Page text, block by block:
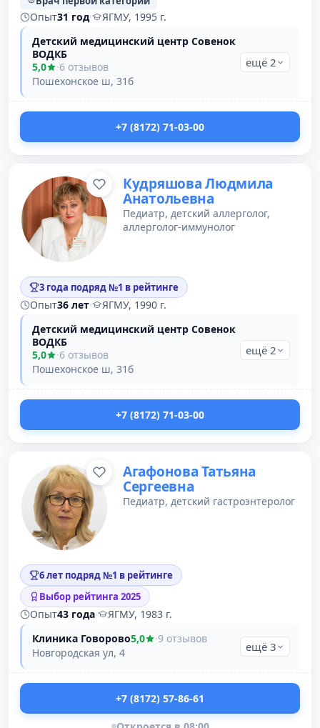
Опыт31 год·
ЯГМУ, 1995 г.
Детский медицинский центр Совенок
ВОДКБ
5,0
·6 отзывов
Пошехонское ш, 31б
ещё 2
+7 (8172) 71-03-00
Кудряшова Людмила
Анатольевна
Педиатр, детский аллерголог,
аллерголог-иммунолог
3 года подряд №1 в рейтинге
Опыт36 лет·
ЯГМУ, 1990 г.
Детский медицинский центр Совенок
ВОДКБ
5,0
·6 отзывов
Пошехонское ш, 31б
ещё 2
+7 (8172) 71-03-00
Агафонова Татьяна
Сергеевна
Педиатр, детский гастроэнтеролог
6 лет подряд №1 в рейтинге
Выбор рейтинга 2025
Опыт43 года·
ЯГМУ, 1983 г.
Клиника Говорово5,0 ·9 отзывов
Новгородская ул, 4
ещё 3
+7 (8172) 57-86-61